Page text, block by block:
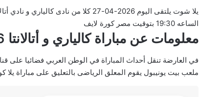
يلا شوت يلتقى اليوم 2026-04-27 كلا من
الساعه 19:30 بتوقيت مصر كورة لايف
معلومات عن مباراة كالياري و أتالانتا 2026-04-27 يلا لايف
ملعب بيت يونيبول يقوم المعلق الرياضى بالتعليق على مباراة يلا